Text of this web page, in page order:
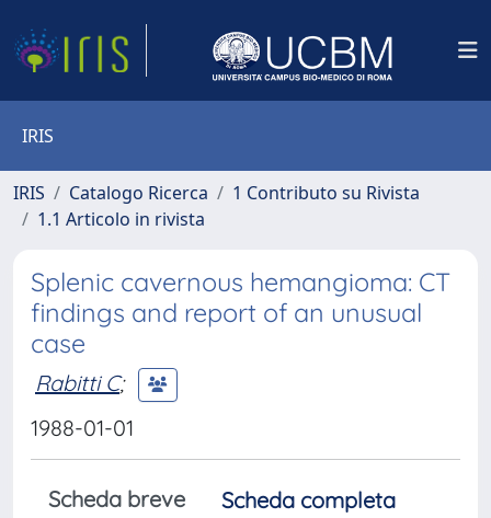
IRIS
IRIS Catalogo Ricerca
1 Contributo su Rivista
1.1 Articolo in rivista
Splenic cavernous hemangioma: CT
findings and report of an unusual
case
Rabitti C;
1988-01-01
Scheda breve
Scheda completa